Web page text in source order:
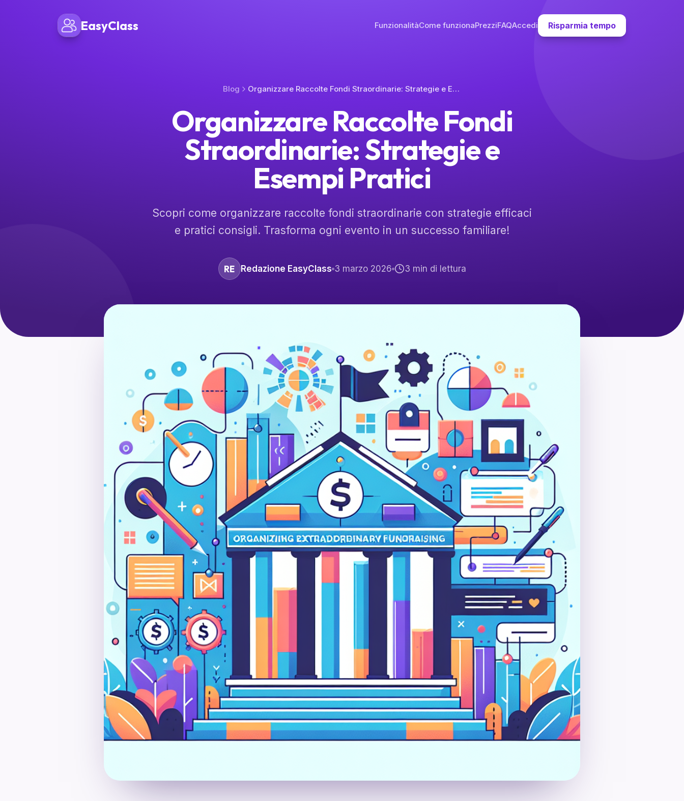
EasyClass FunzionalitàCome funzionaPrezziFAQAccedi Risparmia tempo
Blog Organizzare Raccolte Fondi Straordinarie: Strategie e Esempi Pratici
Organizzare Raccolte Fondi
Straordinarie: Strategie e
Esempi Pratici
Scopri come organizzare raccolte fondi straordinarie con strategie efficaci
e pratici consigli. Trasforma ogni evento in un successo familiare!
RE Redazione EasyClass 3 marzo 2026 3 min di lettura